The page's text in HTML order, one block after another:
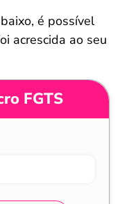
é possível
acrescida ao seu
FGTS